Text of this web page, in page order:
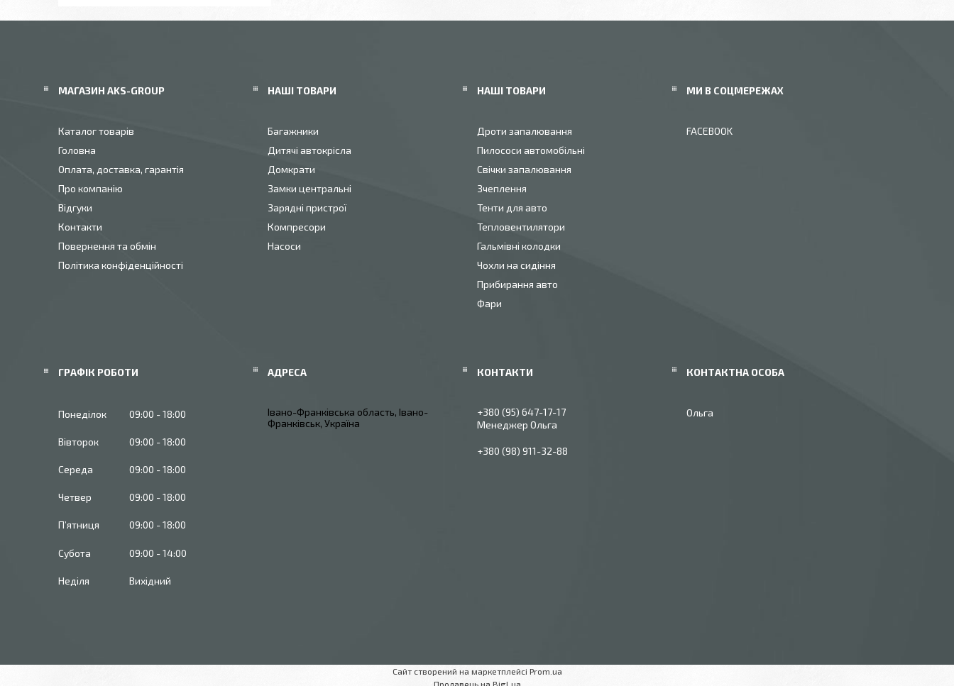
МАГАЗИН AKS-GROUP
Каталог товарів
Головна
Оплата, доставка, гарантія
Про компанію
Відгуки
Контакти
Повернення та обмін
Політика конфіденційності
НАШІ ТОВАРИ
Багажники
Дитячі автокрісла
Домкрати
Замки центральні
Зарядні пристрої
Компресори
Насоси
НАШІ ТОВАРИ
Дроти запалювання
Пилососи автомобільні
Свічки запалювання
Зчеплення
Тенти для авто
Тепловентилятори
Гальмівні колодки
Чохли на сидіння
Прибирання авто
Фари
МИ В СОЦМЕРЕЖАХ
FACEBOOK
ГРАФІК РОБОТИ
Понеділок 09:00 18:00
Вівторок 09:00 18:00
Середа 09:00 18:00
Четвер 09:00 18:00
Пʼятниця 09:00 18:00
Субота 09:00 14:00
Неділя Вихідний
Івано-Франківська область, Івано-
Франківськ, Україна
+380 (95) 647-17-17
Менеджер Ольга
+380 (98) 911-32-88
Ольга
Сайт створений на маркетплейсі Prom.ua
Продавець на Bigl.ua